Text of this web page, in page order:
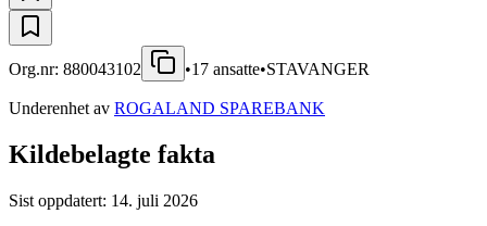
Org.nr: 880043102 •17 ansatte•STAVANGER
Underenhet av ROGALAND SPAREBANK
Kildebelagte fakta
Sist oppdatert: 14. juli 2026